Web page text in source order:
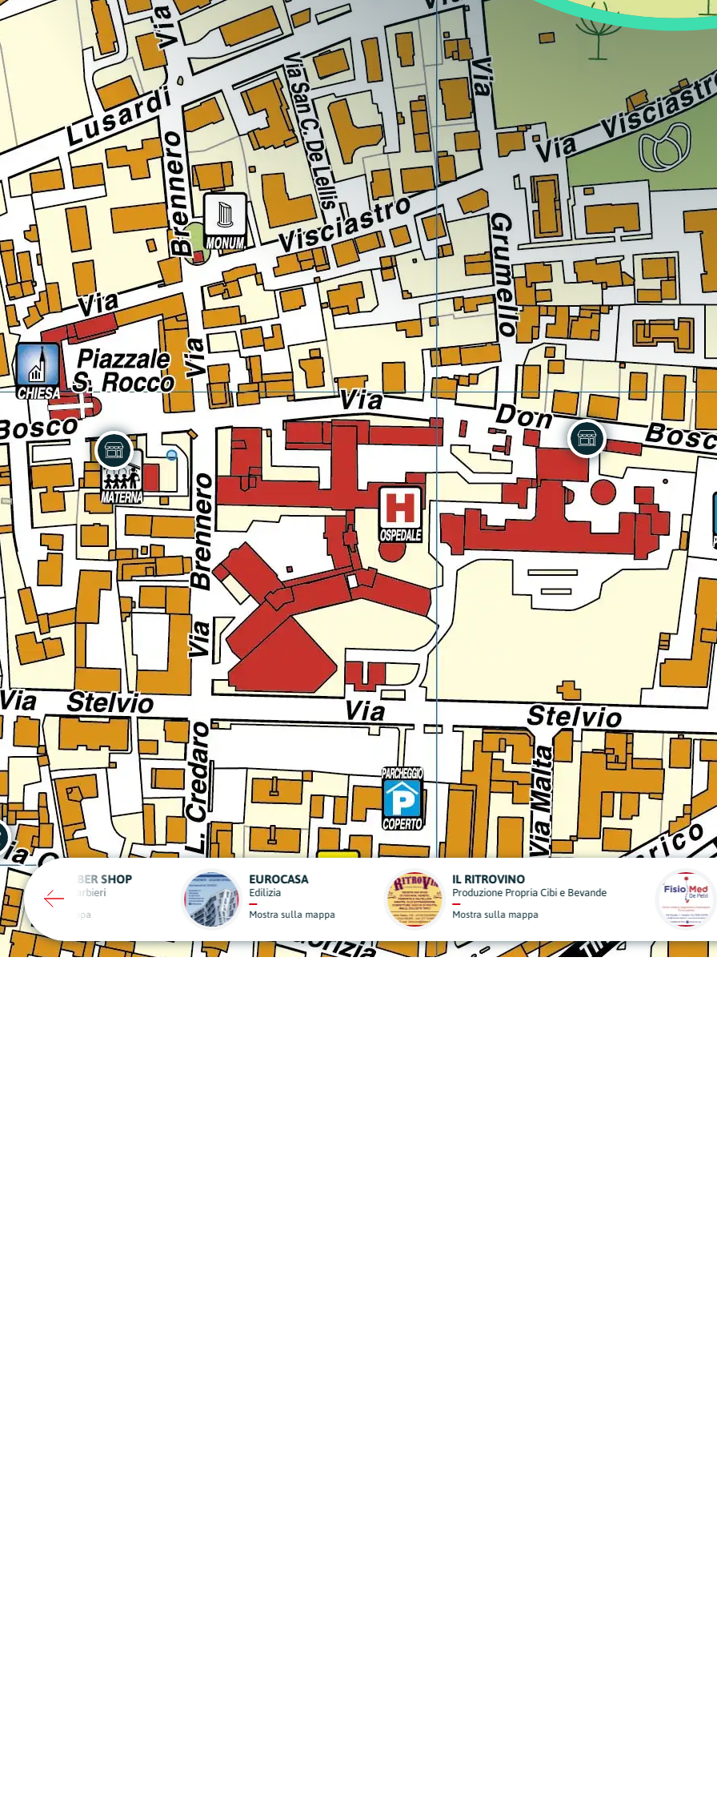
Regione
Sicilia
Toscana
Regione
Trentino-Alto Adige
Regione
Umbria
Regione
Valle d'Aosta
Regione
Veneto
Regione
EUROCASA
Edilizia
Mostra sulla mappa
IL RITROVINO
Produzione Propria Cibi e Bevande
Mostra sulla mappa
FISIO MED DE PETRI
Medici Specialistici
Mostra sulla mappa